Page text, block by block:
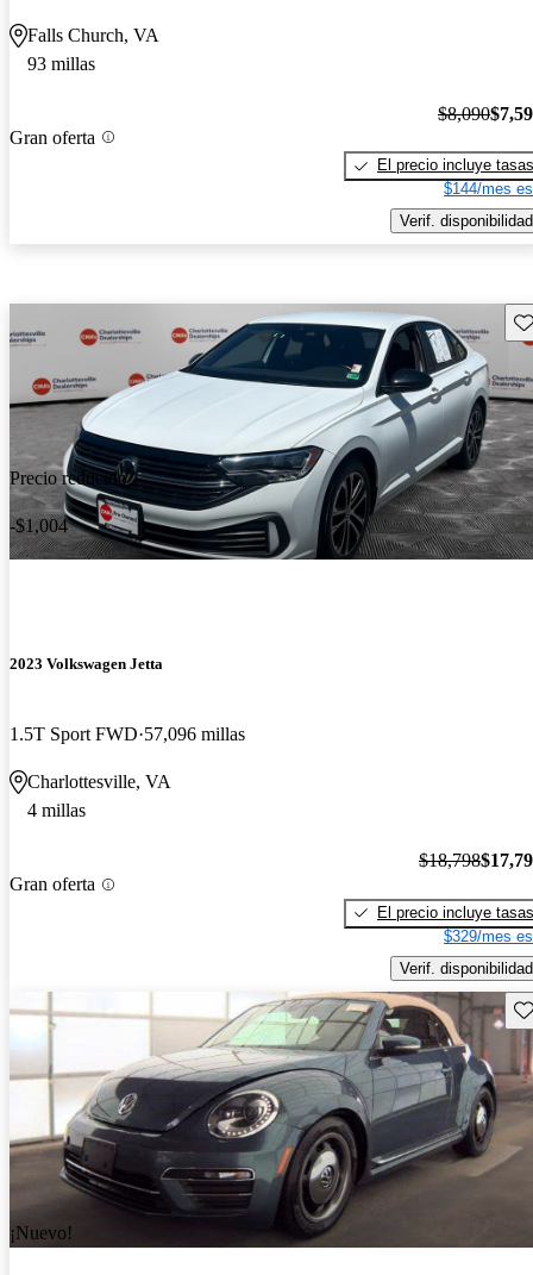
Falls Church, VA
93 millas
Gran oferta
$8,090
El precio incluye tasas
$144/mes
Verif. disponibilidad
Precio reducido
-$1,004
2023 Volkswagen Jetta
1.5T Sport FWD 57,096 millas
Charlottesville, VA
4 millas
Gran oferta
$18,798
El precio incluye tasas
$329/mes
Verif. disponibilidad
¡Nuevo!